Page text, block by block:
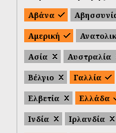
Αβάνα
Αμερική
Ασία
Αυστραλία
Βέλγιο
Γαλλία
Ελβετία
Ελλάδα
Ινδία
Ιρλανδία